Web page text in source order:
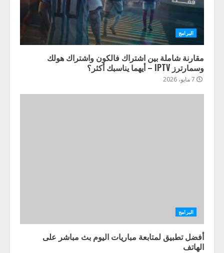
البرامج
مقارنة شاملة بين اشتراك فالكون واشتراك هولك
وسمارترز IPTV – أيهما يناسبك أكثر؟
البرامج
أفضل تطبيق لمتابعة مباريات اليوم بث مباشر على
الهاتف